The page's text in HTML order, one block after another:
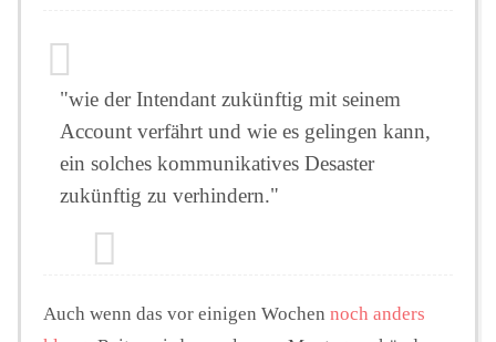
"wie der Intendant zukünftig mit seinem
Account verfährt und wie es gelingen kann,
ein solches kommunikatives Desaster
zukünftig zu verhindern."
Auch wenn das vor einigen Wochen noch anders